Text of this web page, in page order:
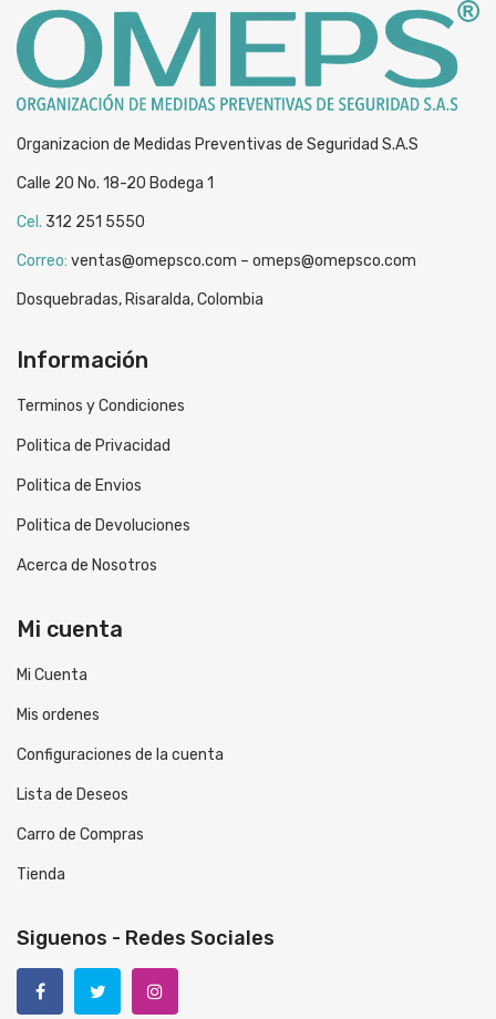
Organizacion de Medidas Preventivas de Seguridad S.A.S
Calle 20 No. 18-20 Bodega 1
Cel. 312 251 5550
Correo: ventas@omepsco.com – omeps@omepsco.com
Dosquebradas, Risaralda, Colombia
Información
Terminos y Condiciones
Politica de Privacidad
Politica de Envios
Politica de Devoluciones
Acerca de Nosotros
Mi cuenta
Mi Cuenta
Mis ordenes
Configuraciones de la cuenta
Lista de Deseos
Carro de Compras
Tienda
Siguenos - Redes Sociales